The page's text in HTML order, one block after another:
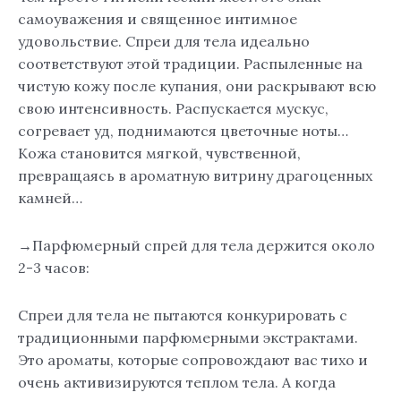
самоуважения и священное интимное
удовольствие. Спреи для тела идеально
соответствуют этой традиции. Распыленные на
чистую кожу после купания, они раскрывают всю
свою интенсивность. Распускается мускус,
согревает уд, поднимаются цветочные ноты…
Кожа становится мягкой, чувственной,
превращаясь в ароматную витрину драгоценных
камней…
→Парфюмерный спрей для тела держится около
2-3 часов:
Спреи для тела не пытаются конкурировать с
традиционными парфюмерными экстрактами.
Это ароматы, которые сопровождают вас тихо и
очень активизируются теплом тела. А когда